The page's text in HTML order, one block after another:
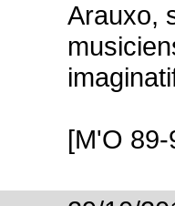
Arauxo,
[M'O